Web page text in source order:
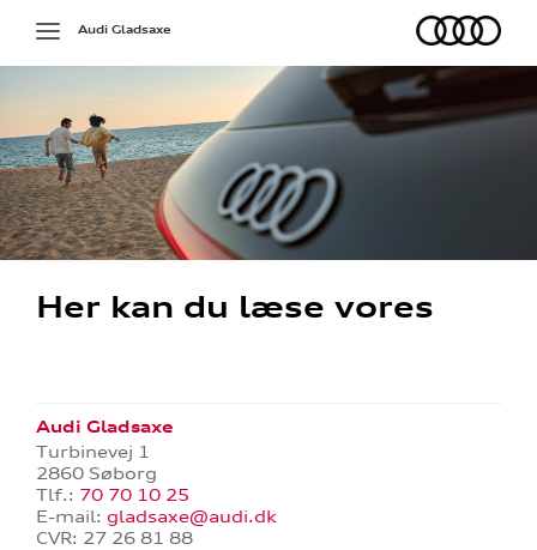
Toggle
navigation
Audi
Audi Gladsaxe
Her kan du læse vores
Audi Gladsaxe
Turbinevej 1
2860 Søborg
Tlf.: 70 70 10 25
E-mail: gladsaxe@audi.dk
CVR: 27 26 81 88